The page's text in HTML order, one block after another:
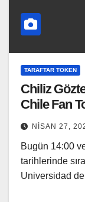
TARAFTAR TOKEN
Chiliz
Chile Fan
NISAN 27,
Bugün 14:00
tarihlerinde
Universidad